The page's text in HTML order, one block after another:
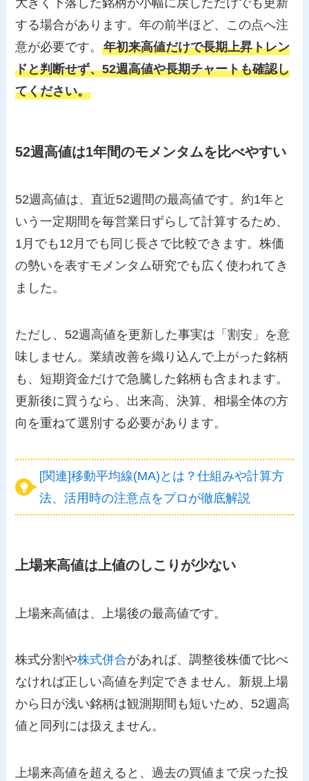
する場合があります。年の前半ほど、この点へ注
意が必要です。年初来高値だけで長期上昇トレン
ドと判断せず、52週高値や長期チャートも確認し
てください。
52週高値は1年間のモメンタムを比べやすい
52週高値は、直近52週間の最高値です。約1年と
いう一定期間を毎営業日ずらして計算するため、
1月でも12月でも同じ長さで比較できます。株価
の勢いを表すモメンタム研究でも広く使われてき
ました。
ただし、52週高値を更新した事実は「割安」を意
味しません。業績改善を織り込んで上がった銘柄
も、短期資金だけで急騰した銘柄も含まれます。
更新後に買うなら、出来高、決算、相場全体の方
向を重ねて選別する必要があります。
[関連]移動平均線(MA)とは？仕組みや計算方
法、活用時の注意点をプロが徹底解説
上場来高値は上値のしこりが少ない
上場来高値は、上場後の最高値です。
株式分割や株式併合があれば、調整後株価で比べ
なければ正しい高値を判定できません。新規上場
から日が浅い銘柄は観測期間も短いため、52週高
値と同列には扱えません。
上場来高値を超えると、過去の買値まで戻った投